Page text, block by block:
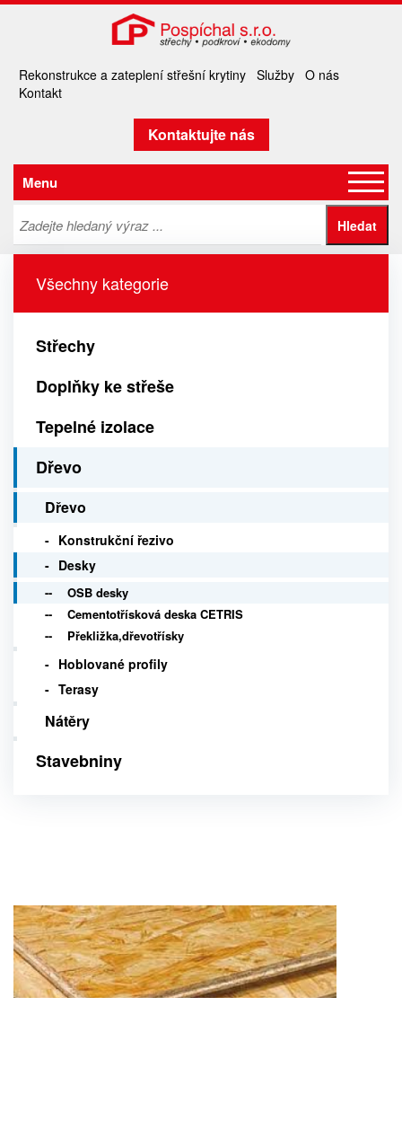
Rekonstrukce a zateplení střešní krytiny Služby O nás
Kontakt
Kontaktujte nás
Menu
Všechny kategorie
Střechy
Doplňky ke střeše
Tepelné izolace
Dřevo
Dřevo
Konstrukční řezivo
Desky
OSB desky
Cementotřísková deska CETRIS
Překližka,dřevotřísky
Hoblované profily
Terasy
Nátěry
Stavebniny